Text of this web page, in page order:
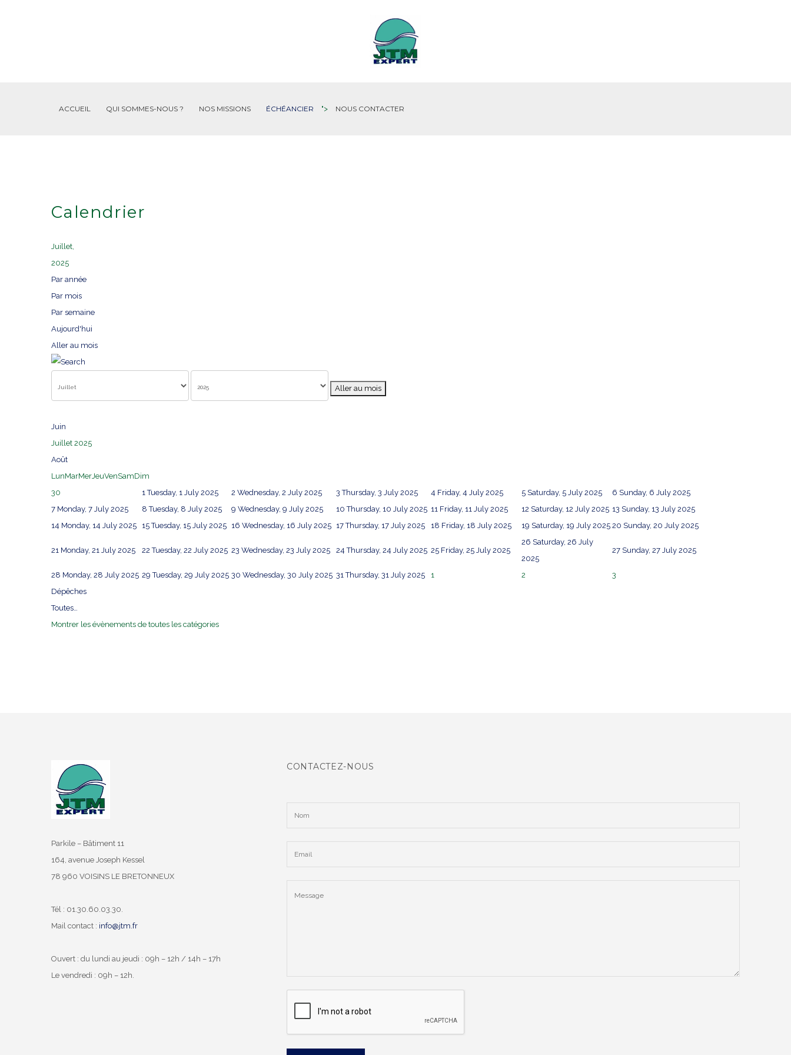
ACCUEIL QUI SOMMES-NOUS ? NOS MISSIONS ÉCHÉANCIER "> NOUS CONTACTER
Calendrier
Juillet,
2025
Par année
Par mois
Par semaine
Aujourd'hui
Aller au mois
Aller au mois
Juin
Juillet 2025
Août
LunMarMerJeuVenSamDim
30
1 Tuesday, 1 July 2025 2 Wednesday, 2 July 2025 3 Thursday, 3 July 2025 4 Friday, 4 July 2025 5 Saturday, 5 July 2025 6 Sunday, 6 July 2025
7 Monday, 7 July 2025 8 Tuesday, 8 July 2025 9 Wednesday, 9 July 2025 10 Thursday, 10 July 2025 11 Friday, 11 July 2025 12 Saturday, 12 July 2025 13 Sunday, 13 July 2025
14 Monday, 14 July 2025 15 Tuesday, 15 July 2025 16 Wednesday, 16 July 2025 17 Thursday, 17 July 2025 18 Friday, 18 July 2025 19 Saturday, 19 July 2025 20 Sunday, 20 July 2025
21 Monday, 21 July 2025 22 Tuesday, 22 July 2025 23 Wednesday, 23 July 2025 24 Thursday, 24 July 2025 25 Friday, 25 July 2025
26 Saturday, 26 July
2025
27 Sunday, 27 July 2025
28 Monday, 28 July 2025 29 Tuesday, 29 July 2025 30 Wednesday, 30 July 2025 31 Thursday, 31 July 2025 1 2
3
Dépêches
Toutes…
Montrer les évènements de toutes les catégories
Parkile – Bâtiment 11
164, avenue Joseph Kessel
78 960 VOISINS LE BRETONNEUX
Tél : 01.30.60.03.30.
Mail contact : info@jtm.fr
Ouvert : du lundi au jeudi : 09h – 12h / 14h – 17h
Le vendredi : 09h – 12h.
CONTACTEZ-NOUS